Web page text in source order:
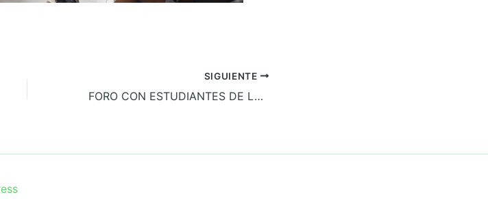
SIGUIENTE
FORO CON ESTUDIANTES DE LA INSTITUCIÓN EDUCATIVA FRANCISCO JAVIER CISNEROS SOBRE LA ESTRATEGIA PEDAGÓGICA PARA LA APROPIACIÓN DE LOS ACUERDOS SUSCRITOS CON EL GOBIERNO NACIONAL EN EL MARCO DEL PARO CÍVICO DEL DISTRITO DE BUENAVENTURA EN EL 2017